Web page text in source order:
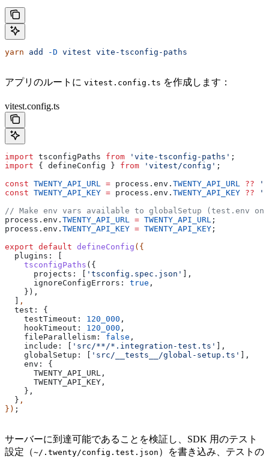
yarn add -D vitest vite-tsconfig-paths
アプリのルートに vitest.config.ts を作成します：
vitest.config.ts
import tsconfigPaths from 'vite-tsconfig-paths' ;
import { defineConfig } from 'vitest/config' ;
const TWENTY_API_URL = process . env . TWENTY_API_URL ??
const TWENTY_API_KEY = process . env . TWENTY_API_KEY ??
// Make env vars available to globalSetup (test.env
process . env . TWENTY_API_URL = TWENTY_API_URL ;
process . env . TWENTY_API_KEY = TWENTY_API_KEY ;
export default defineConfig ({
  plugins:
    tsconfigPaths
({
      projects:
'tsconfig.spec.json'
],
      ignoreConfigErrors:
true ,
    }),
,
  test:
{
    testTimeout:
120_000 ,
    hookTimeout:
120_000 ,
    fileParallelism:
false ,
    include:
'src/**/*.integration-test.ts'
],
    globalSetup:
'src/__tests__/global-setup.ts'
],
    env:
{
      TWENTY_API_URL
,
      TWENTY_API_KEY
,
    },
  }
,
}) ;
サーバーに到達可能であることを検証し、SDK 用のテスト
設定（~/.twenty/config.test.json ）を書き込み、テストの